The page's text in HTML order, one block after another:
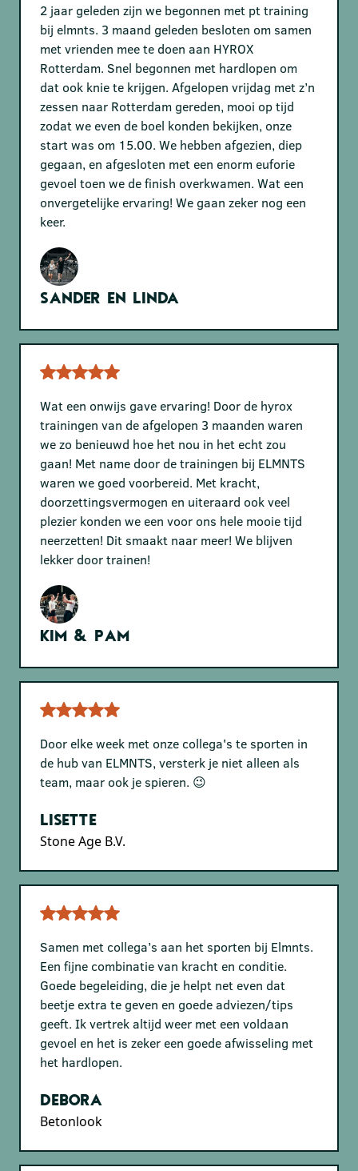
2 jaar geleden zijn we begonnen met pt training
bij elmnts. 3 maand geleden besloten om samen
met vrienden mee te doen aan HYROX
Rotterdam. Snel begonnen met hardlopen om
dat ook knie te krijgen. Afgelopen vrijdag met z’n
zessen naar Rotterdam gereden, mooi op tijd
zodat we even de boel konden bekijken, onze
start was om 15.00. We hebben afgezien, diep
gegaan, en afgesloten met een enorm euforie
gevoel toen we de finish overkwamen. Wat een
onvergetelijke ervaring! We gaan zeker nog een
keer.
Sander en Linda
Wat een onwijs gave ervaring! Door de hyrox
trainingen van de afgelopen 3 maanden waren
we zo benieuwd hoe het nou in het echt zou
gaan! Met name door de trainingen bij ELMNTS
waren we goed voorbereid. Met kracht,
doorzettingsvermogen en uiteraard ook veel
plezier konden we een voor ons hele mooie tijd
neerzetten! Dit smaakt naar meer! We blijven
lekker door trainen!
Kim & Pam
Door elke week met onze collega's te sporten in
de hub van ELMNTS, versterk je niet alleen als
team, maar ook je spieren. 😉
Lisette
Stone Age B.V.
Samen met collega’s aan het sporten bij Elmnts.
Een fijne combinatie van kracht en conditie.
Goede begeleiding, die je helpt net even dat
beetje extra te geven en goede adviezen/tips
geeft. Ik vertrek altijd weer met een voldaan
gevoel en het is zeker een goede afwisseling met
het hardlopen.
Debora
Betonlook